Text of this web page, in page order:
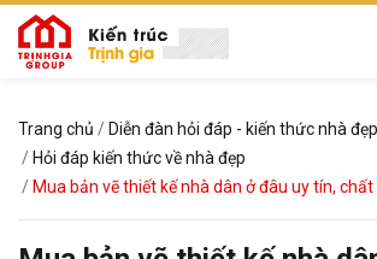
Trang chủ
Diễn đàn hỏi đáp - kiến thức nhà đẹp
Hỏi đáp kiến thức về nhà đẹp
Mua bản vẽ thiết kế nhà dân ở đâu uy tín,